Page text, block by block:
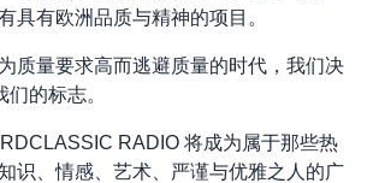
具有欧洲品质与精神的项目。
质量要求高而逃避质量的时代，我们决
们的标志。
RADIO 将成为属于那些热
识、情感、艺术、严谨与优雅之人的广